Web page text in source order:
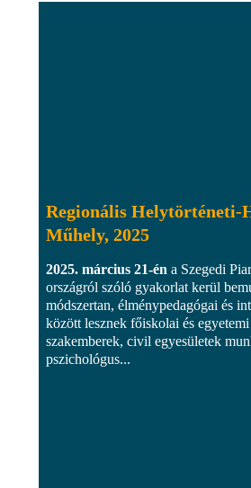
Regionális Helytörténeti-
Műhely, 2025
2025. március 21-én a Szegedi
országról szóló gyakorlat kerül
módszertan, élménypedagógai és
között lesznek főiskolai és
szakemberek, civil egyesületek
pszichológus...